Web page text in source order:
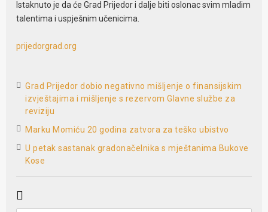
Istaknuto je da će Grad Prijedor i dalje biti oslonac svim mladim
talentima i uspješnim učenicima.
prijedorgrad.org
Grad Prijedor dobio negativno mišljenje o finansijskim
izvještajima i mišljenje s rezervom Glavne službe za
reviziju
Marku Momiću 20 godina zatvora za teško ubistvo
U petak sastanak gradonačelnika s mještanima Bukove
Kose